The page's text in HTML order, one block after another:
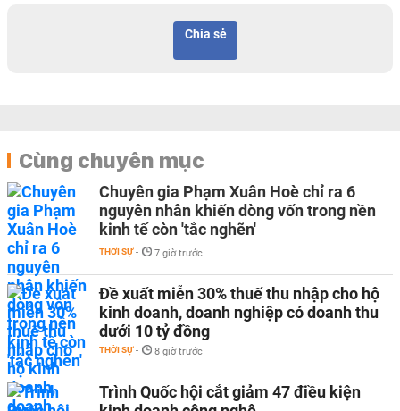
Chia sẻ
Cùng chuyên mục
Chuyên gia Phạm Xuân Hoè chỉ ra 6
nguyên nhân khiến dòng vốn trong nền
kinh tế còn 'tắc nghẽn'
THỜI SỰ - 7 giờ trước
Đề xuất miễn 30% thuế thu nhập cho hộ
kinh doanh, doanh nghiệp có doanh thu
dưới 10 tỷ đồng
THỜI SỰ - 8 giờ trước
Trình Quốc hội cắt giảm 47 điều kiện